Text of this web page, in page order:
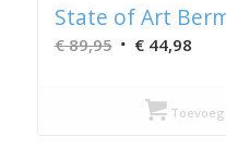
State of Art
€89,95
was:
€ 89,95.
€44,98
€